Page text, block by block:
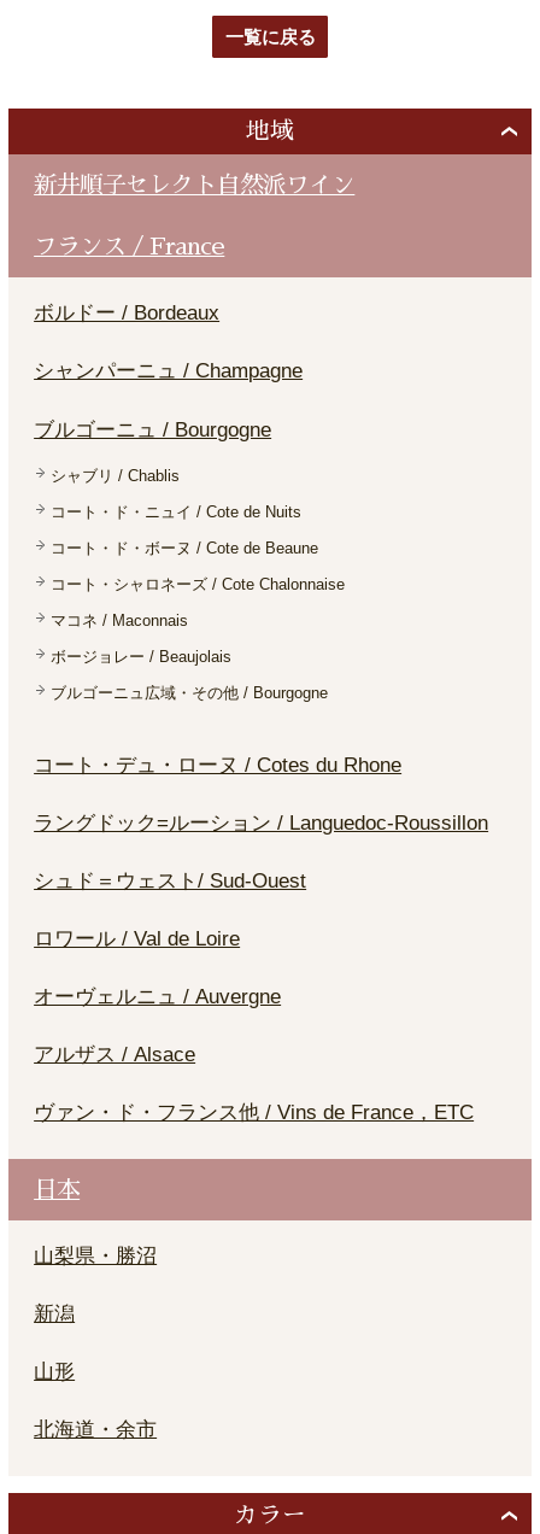
一覧に戻る
地域
新井順子セレクト自然派ワイン
フランス / France
ボルドー / Bordeaux
シャンパーニュ / Champagne
ブルゴーニュ / Bourgogne
シャブリ / Chablis
コート・ド・ニュイ / Cote de Nuits
コート・ド・ボーヌ / Cote de Beaune
コート・シャロネーズ / Cote Chalonnaise
マコネ / Maconnais
ボージョレー / Beaujolais
ブルゴーニュ広域・その他 / Bourgogne
コート・デュ・ローヌ / Cotes du Rhone
ラングドック=ルーション / Languedoc-Roussillon
シュド＝ウェスト/ Sud-Ouest
ロワール / Val de Loire
オーヴェルニュ / Auvergne
アルザス / Alsace
ヴァン・ド・フランス他 / Vins de France，ETC
日本
山梨県・勝沼
新潟
山形
北海道・余市
カラー